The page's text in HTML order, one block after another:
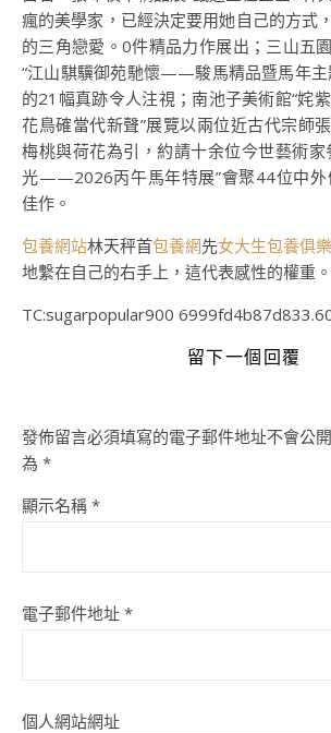
瘋的美學家，已經決定要用她自己的方式
的三角戀愛。0件精品力作展出；三山五
“江山騏驥御苑馳懷——駿馬精品暨馬年主
的21幅真跡令人注視；南池子美術館“姹紫
花鳥確當代新聲”展覽以兩位近古代宗師
梅桃與荷花為引，約請十余位今世藝術家
光——2026丙午馬年特展”會聚44位中外
佳作。
包養網站林天秤首包養網先女大生包養俱
地繫在自己的右手上，這代表感性的權重。
TC:sugarpopular900
留下一個回覆
發佈留言必須填寫的電子郵件地址不會公開
為 *
顯示名稱 *
電子郵件地址 *
個人網站網址